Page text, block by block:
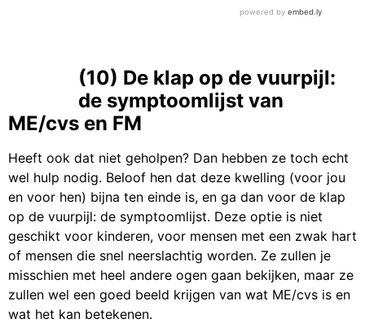
(10) De klap op de vuurpijl:
de symptoomlijst van
ME/cvs en FM
Heeft ook dat niet geholpen? Dan hebben ze toch echt
wel hulp nodig. Beloof hen dat deze kwelling (voor jou
en voor hen) bijna ten einde is, en ga dan voor de klap
op de vuurpijl: de symptoomlijst. Deze optie is niet
geschikt voor kinderen, voor mensen met een zwak hart
of mensen die snel neerslachtig worden. Ze zullen je
misschien met heel andere ogen gaan bekijken, maar ze
zullen wel een goed beeld krijgen van wat ME/cvs is en
wat het kan betekenen.